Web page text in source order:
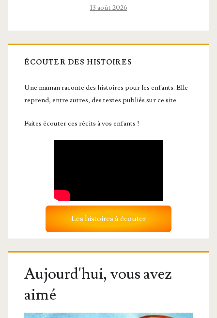
13 août 2026
ÉCOUTER DES HISTOIRES
Une maman raconte des histoires pour les enfants. Elle
reprend, entre autres, des textes publiés sur ce site.
Faites écouter ces récits à vos enfants !
Les histoires à écouter
Aujourd'hui, vous avez
aimé